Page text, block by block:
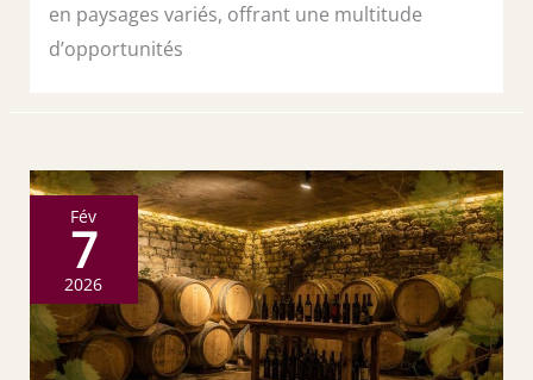
en paysages variés, offrant une multitude
d’opportunités
Fév
7
2026